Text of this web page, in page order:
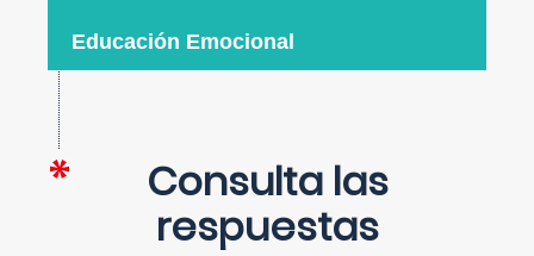
Educación Emocional
Consulta las
respuestas